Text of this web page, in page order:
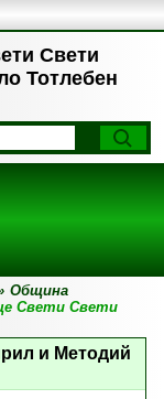
Свети
Тотлебен
Община
Свети Свети
и Методий